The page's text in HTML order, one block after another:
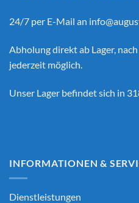
24/7 per E-Mail an
Abholung direkt ab Lager,
jederzeit möglich.
Unser Lager befindet sich in
INFORMATIONEN &
Dienstleistungen